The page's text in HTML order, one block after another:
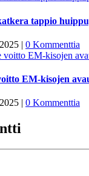
tappio
| 0 Kommenttia
EM-kisojen
| 0 Kommenttia